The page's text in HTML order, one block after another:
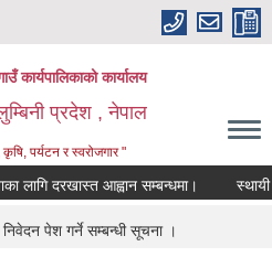
कार्यपालिकाको कार्यालय
प्रदेश , नेपाल
पर्यटन र स्वरोजगार "
दरखास्त आह्वान सम्बन्धमा। स्थायी
निवेदन पेश गर्ने सम्बन्धी सूचना ।